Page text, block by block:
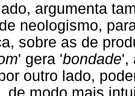
argumenta
neologismo,
sobre as de
' gera 'bondade',
outro lado,